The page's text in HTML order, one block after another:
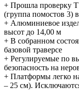
+ Прошла проверку
(группа помостов 3)
+ Алюминиевое
высот до 14,00 м
+ В собранном
базовой траверсе
+ Регулируемые по
безопасность на
+ Платформы легко
– 25 см).